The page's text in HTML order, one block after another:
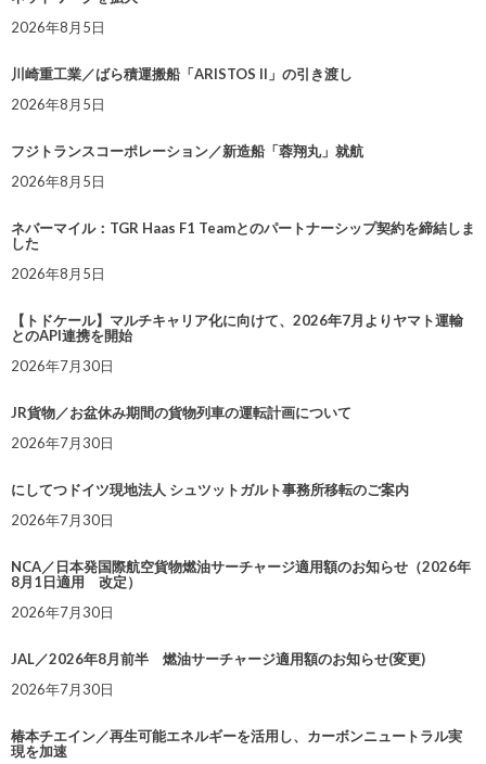
2026年8月5日
川崎重工業／ばら積運搬船「ARISTOS II」の引き渡し
2026年8月5日
フジトランスコーポレーション／新造船「蓉翔丸」就航
2026年8月5日
ネバーマイル：TGR Haas F1 Teamとのパートナーシップ契約を締結しま
した
2026年8月5日
【トドケール】マルチキャリア化に向けて、2026年7月よりヤマト運輸
とのAPI連携を開始
2026年7月30日
JR貨物／お盆休み期間の貨物列車の運転計画について
2026年7月30日
にしてつドイツ現地法人 シュツットガルト事務所移転のご案内
2026年7月30日
NCA／日本発国際航空貨物燃油サーチャージ適用額のお知らせ（2026年
8月1日適用 改定）
2026年7月30日
JAL／2026年8月前半 燃油サーチャージ適用額のお知らせ(変更)
2026年7月30日
椿本チエイン／再生可能エネルギーを活用し、カーボンニュートラル実
現を加速